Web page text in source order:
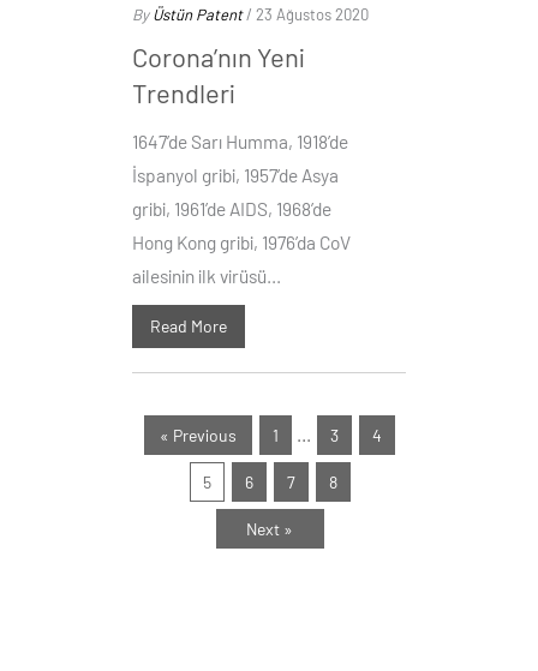
ByÜstün Patent/ 23 Ağustos 2020
Corona’nın Yeni
Trendleri
1647’de Sarı Humma, 1918’de
İspanyol gribi, 1957’de Asya
gribi, 1961’de AIDS, 1968’de
Hong Kong gribi, 1976’da CoV
ailesinin ilk virüsü...
Read More
« Previous 1 … 3 4
5 6 7 8
Next »